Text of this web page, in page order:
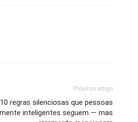
Próximo artigo
10 regras silenciosas que pessoas
inteligentes seguem — mas